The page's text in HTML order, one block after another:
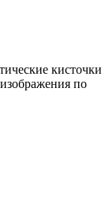
кисточки
по